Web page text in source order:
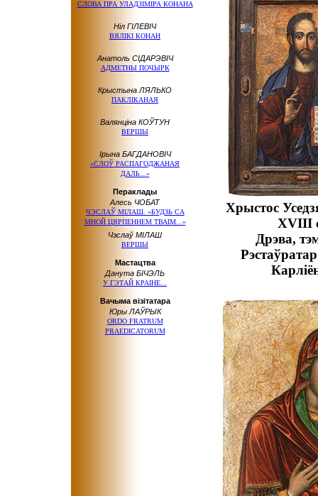
СЛОВА ПРА УЛАДЗІМІРА КОНАНА
Ніл ГІЛЕВІЧ
ВЯЛІКІ КОНАН
Анатоль СІДАРЭВІЧ
АДМЕТНЫ ПОЧЫРК
Крыстына ЛЯЛЬКО
ПАКЛІКАНАЯ
Валянціна КОЎТУН
ВЕРШЫ
Ірына БАГДАНОВІЧ
«СЛОЎ РАСПАГОДЖАНАЯ
ДАЛЬ...»
Пераклады
Алесь ЧОБАТ
ЧЭСЛАЎ МІЛАШ. «БУДЗЬ СА
МНОЙ ЦЯРПЕННЕМ ТВАІМ...»
Чэслаў МІЛАШ
ВЕРШЫ
Мастацтва
Данута БІЧЭЛЬ
У ГЭТАЙ КРАІНЕ...
Вачыма візітатара
Юры ЛАЎРЫК
ORDO FRATRUM
PRAEDICATORUM
Хрыстос
XVIII
Дрэва,